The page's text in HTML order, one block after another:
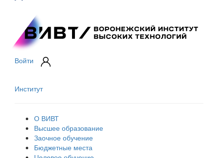
Войти
Институт
О ВИВТ
Высшее образование
Заочное обучение
Бюджетные места